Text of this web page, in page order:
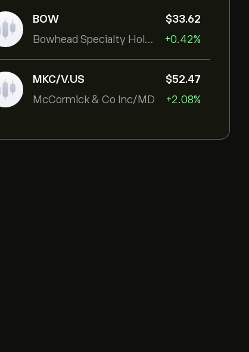
BOW
Bowhead Specialty Holdings Inc
‎$‎33.62
+0.42%
MKC/V.US
McCormick & Co Inc/MD
‎$‎52.47
+2.08%